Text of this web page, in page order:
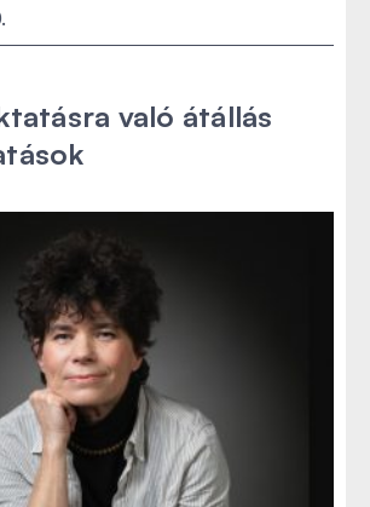
cikkének első része itt olvasható
való átállás